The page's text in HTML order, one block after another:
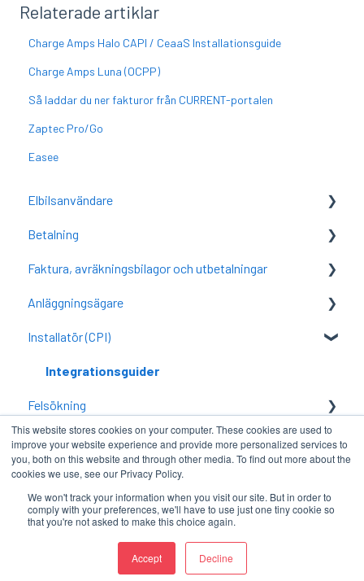
This website stores cookies on your computer. These cookies are used to
improve your website experience and provide more personalized services to
you, both on this website and through other media. To find out more about the
cookies we use, see our Privacy Policy.
We won't track your information when you visit our site. But in order to
comply with your preferences, we'll have to use just one tiny cookie so
that you're not asked to make this choice again.
Accept Decline
Relaterade artiklar
Charge Amps Halo CAPI / CeaaS Installationsguide
Charge Amps Luna (OCPP)
Så laddar du ner fakturor från CURRENT-portalen
Zaptec Pro/Go
Easee
Elbilsanvändare
Kom igång med Current
CURRENT Charge
Vanliga frågor
Betalning
Allmänna frågor
Faktura, avräkningsbilagor och utbetalningar
Faktura
Avräkningsunderlag
Utbetalningar
Ekonomi
FAQ
Anläggningsägare
CURRENT Portal
Anläggning - Konfiguration
Anläggning - Administration
FAQ
Installatör (CPI)
Integrationsguider
Felsökning
FAQ
Upphovsrätt © 2026, Current Eco AS